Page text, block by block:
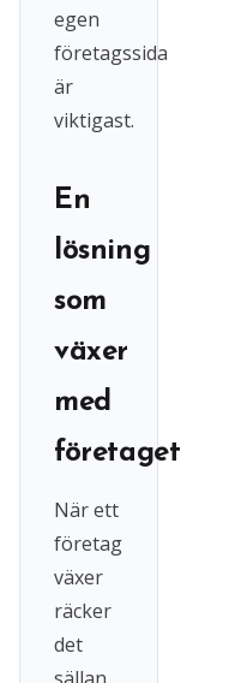
egen
företagssida
är
viktigast.
En
lösning
som
växer
med
företaget
När ett
företag
växer
räcker
det